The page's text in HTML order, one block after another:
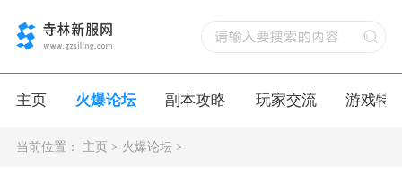
主页 火爆论坛 副本攻略 玩家交流 游戏特
当前位置： 主页> 火爆论坛>